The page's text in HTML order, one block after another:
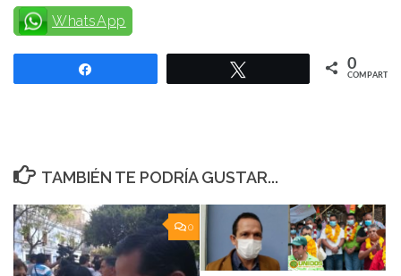
WhatsApp
0
COMPARTIR
TAMBIÉN TE PODRÍA GUSTAR...
0